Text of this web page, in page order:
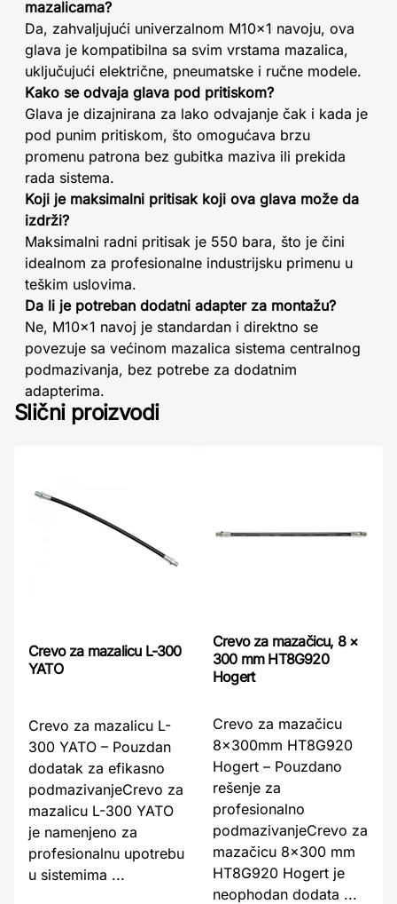
mazalicama?
Da, zahvaljujući univerzalnom M10x1 navoju, ova
glava je kompatibilna sa svim vrstama mazalica,
uključujući električne, pneumatske i ručne modele.
Kako se odvaja glava pod pritiskom?
Glava je dizajnirana za lako odvajanje čak i kada je
pod punim pritiskom, što omogućava brzu
promenu patrona bez gubitka maziva ili prekida
rada sistema.
Koji je maksimalni pritisak koji ova glava može da
izdrži?
Maksimalni radni pritisak je 550 bara, što je čini
idealnom za profesionalne industrijsku primenu u
teškim uslovima.
Da li je potreban dodatni adapter za montažu?
Ne, M10x1 navoj je standardan i direktno se
povezuje sa većinom mazalica sistema centralnog
podmazivanja, bez potrebe za dodatnim
adapterima.
Slični proizvodi
Crevo za mazalicu L-300
YATO
Crevo za mazalicu L-
300 YATO – Pouzdan
dodatak za efikasno
podmazivanjeCrevo za
mazalicu L-300 YATO
je namenjeno za
profesionalnu upotrebu
u sistemima ...
Crevo za mazačicu, 8 ×
300 mm HT8G920
Hogert
Crevo za mazačicu
8x300mm HT8G920
Hogert – Pouzdano
rešenje za
profesionalno
podmazivanjeCrevo za
mazačicu 8×300 mm
HT8G920 Hogert je
neophodan dodata ...